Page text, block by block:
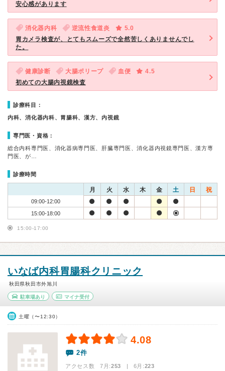
安心感があります
消化器内科 逆流性食道炎
5.0
胃カメラ検査が、とてもスムーズで全然苦しくありませんでし
た。
健康診断 大腸ポリープ 血便
4.5
初めての大腸内視鏡検査
診療科目：
内科、消化器内科、胃腸科、漢方、内視鏡
専門医・資格：
総合内科専門医、消化器病専門医、肝臓専門医、消化器内視鏡専門医、漢方専
門医、が…
診療時間
月 火 水 木 金 土 日 祝
09:00-12:00
15:00-18:00
15:00-17:00
いなば内科胃腸科クリニック
秋田県秋田市外旭川
駐車場あり マイナ受付
土曜（〜12:30）
4.08
2件
アクセス数 7月:253 | 6月:223